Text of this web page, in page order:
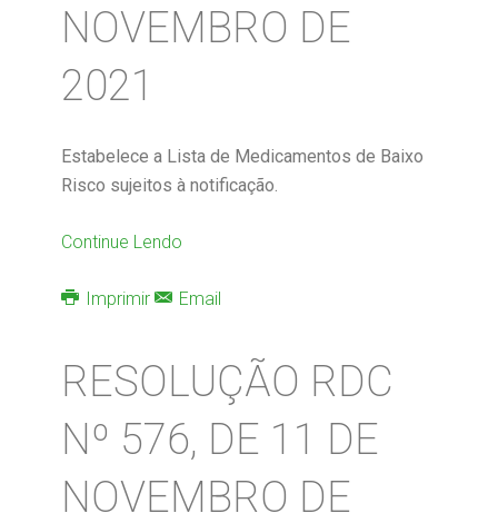
NOVEMBRO DE
2021
Estabelece a Lista de Medicamentos de Baixo
Risco sujeitos à notificação.
Continue Lendo
Imprimir Email
RESOLUÇÃO RDC
Nº 576, DE 11 DE
NOVEMBRO DE